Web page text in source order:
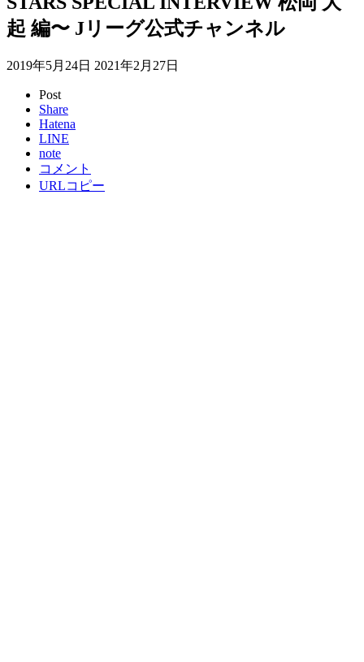
起 編〜 Jリーグ公式チャンネル
2019年5月24日 2021年2月27日
Post
Share
Hatena
LINE
note
コメント
URLコピー